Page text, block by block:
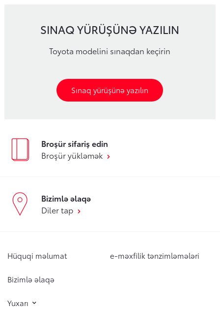
SINAQ YÜRÜŞÜNƏ YAZILIN
Toyota modelini sınaqdan keçirin
Sınaq yürüşünə yazılın
Broşür sifariş edin
Broşür yükləmək
Bizimlə əlaqə
Diler tap
Hüquqi məlumat e-məxfilik tənzimləmələri
Bizimlə əlaqə
Yuxarı